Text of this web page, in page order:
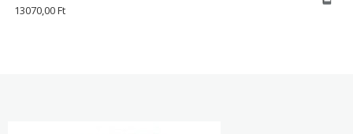
13070,00Ft